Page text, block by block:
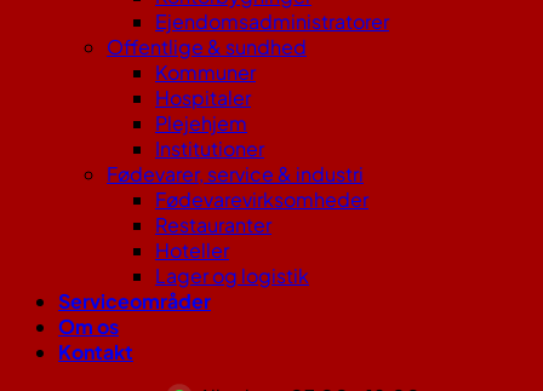
Ejendomsadministratorer
Offentlige & sundhed
Kommuner
Hospitaler
Plejehjem
Institutioner
Fødevarer, service & industri
Fødevarevirksomheder
Restauranter
Hoteller
Lager og logistik
Serviceområder
Om os
Kontakt